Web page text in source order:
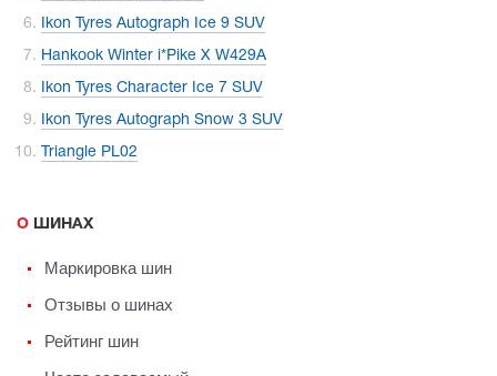
Ikon Tyres Autograph Ice 9 SUV
Hankook Winter i*Pike X W429A
Ikon Tyres Character Ice 7 SUV
Ikon Tyres Autograph Snow 3 SUV
Triangle PL02
О ШИНАХ
Маркировка шин
Отзывы о шинах
Рейтинг шин